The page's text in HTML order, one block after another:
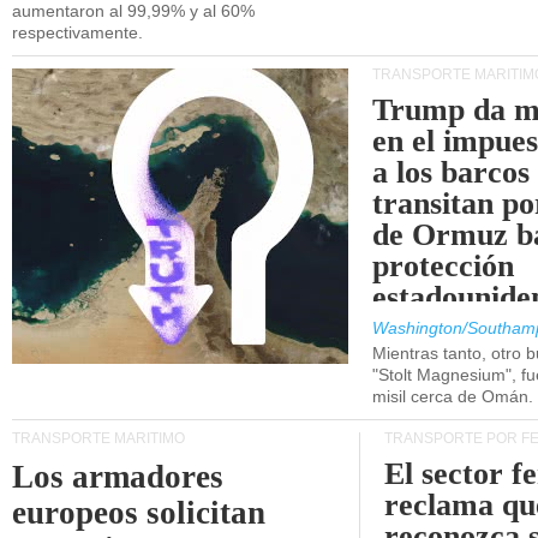
aumentaron al 99,99% y al 60%
respectivamente.
TRANSPORTE
Trump da
en el
a los barcos
transitan
de Ormuz
protección
Washington/
Mientras tanto, otro
"Stolt Magnesium",
misil cerca de Omán.
TRANSPORTE MARÍTIMO
Los armadores
europeos solicitan
TRANSPORTE POR
El sector
reclama